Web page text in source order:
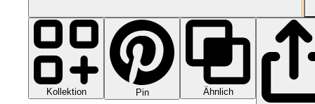
Kollektion Pin
Ähnlich